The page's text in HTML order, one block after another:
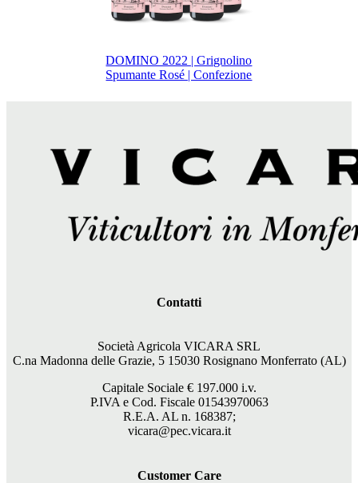
DOMINO 2022 | Grignolino
Spumante Rosé | Confezione
Contatti
Società Agricola VICARA SRL
C.na Madonna delle Grazie, 5 15030 Rosignano Monferrato (AL)
Capitale Sociale € 197.000i.v.
P.IVA e Cod. Fiscale 01543970063
R.E.A. AL n. 168387;
vicara@pec.vicara.it
Customer Care